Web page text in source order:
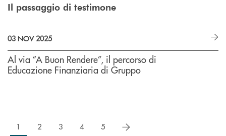
Il passaggio di testimone
03 NOV 2025
Al via “A Buon Rendere”, il percorso di
Educazione Finanziaria di Gruppo
1 2 3 4 5 successivo